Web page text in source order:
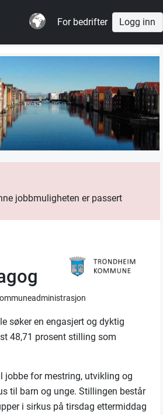
For bedrifter Logg inn
jobbmuligheten er passert
søker en engasjert og dyktig
48,71 prosent stilling som
jobbe for mestring, utvikling og
til barn og unge. Stillingen består
i sirkus på tirsdag ettermiddag